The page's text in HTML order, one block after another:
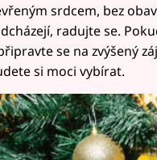
srdcem, bez
radujte se.
se na zvýšený
si moci vybírat.